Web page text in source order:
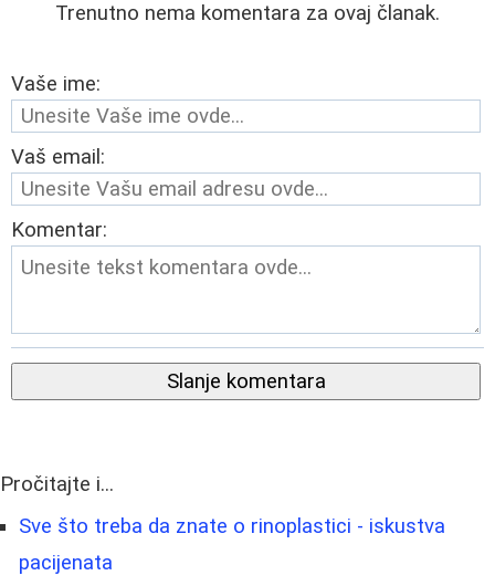
Trenutno nema komentara za ovaj članak.
Vaše ime:
Vaš email:
Komentar:
Slanje komentara
Pročitajte i...
Sve što treba da znate o rinoplastici - iskustva
pacijenata